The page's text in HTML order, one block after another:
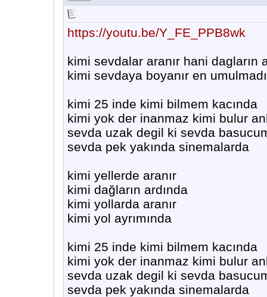
https://youtu.be/Y_FE_PPB8wk
kimi sevdalar aranır hani dagların
kimi sevdaya boyanır en
kimi 25 inde kimi bilmem kacında
kimi yok der inanmaz kimi bulur
sevda uzak degil ki sevda
sevda pek yakında sinemalarda
kimi yellerde aranır
kimi dağların ardında
kimi yollarda aranır
kimi yol ayrımında
kimi 25 inde kimi bilmem kacında
kimi yok der inanmaz kimi bulur
sevda uzak degil ki sevda
sevda pek yakında sinemalarda